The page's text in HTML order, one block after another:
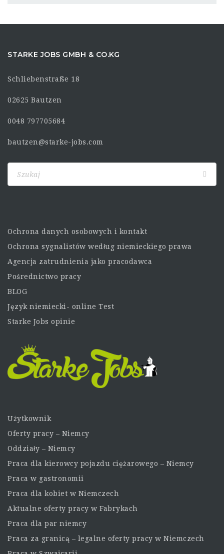
STARKE JOBS GMBH & CO.KG
Schliebenstraße 18
02625 Bautzen
0048 797705684
bautzen@starke-jobs.com
Ochrona danych osobowych i kontakt
Ochrona sygnalistów według niemieckiego prawa
Agencja zatrudnienia jako pracodawca
Pośrednictwo pracy
BLOG
Język niemiecki- online Test
Starke Jobs opinie
Użytkownik
Oferty pracy – Niemcy
Oddziały – Niemcy
Praca dla kierowcy pojazdu ciężarowego – Niemcy
Praca w gastronomii
Praca dla kobiet w Niemczech
Aktualne oferty pracy w Fabrykach
Praca dla par niemcy
Praca za granicą – legalne oferty pracy w Niemczech